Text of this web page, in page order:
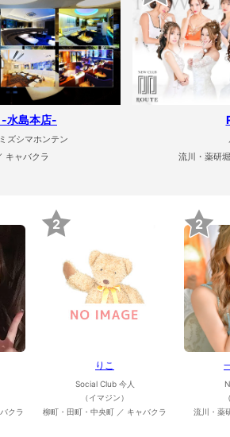
-水島本店-
ズシマホンテン
キャバクラ
流川・薬研
クラ
2
りこ
Social Club 今人
（イマジン）
柳町・田町・中央町 ／ キャバクラ
2
流川・薬